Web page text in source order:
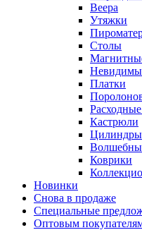
Веера
Утяжки
Столы
Платки
Кастрюли
Цилиндры
Коврики
Новинки
Снова в продаже
Специальные
Оптовым